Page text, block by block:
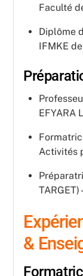
Faculté
Diplôme
IFMKE
EFYARA
Activités
TARGET)
&